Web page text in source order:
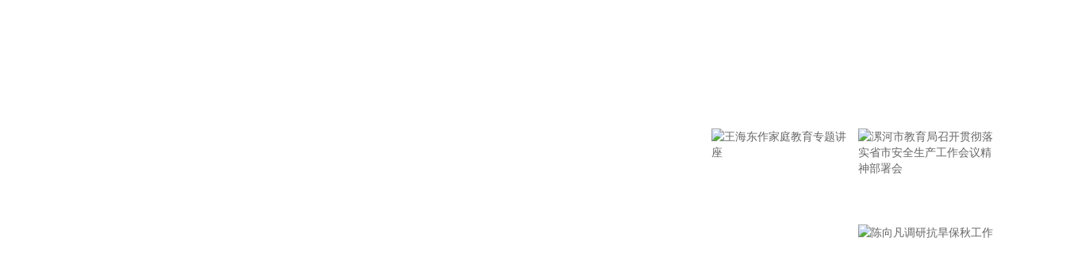
议，双方将充分发挥各自优势，强化资源共享、优势
互补，加快培育新质生产力，着力打造一批可复制、
可推广的示范应用场景，为智慧绿色港口建设注入强
实省市安全生产工作会议